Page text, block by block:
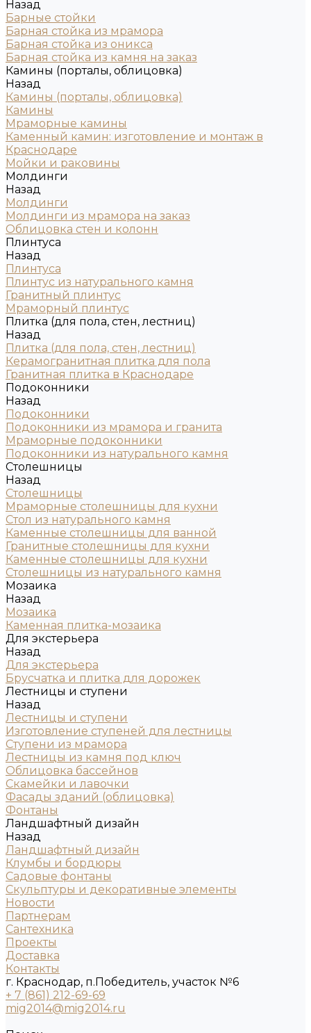
Назад
Барные стойки
Барная стойка из мрамора
Барная стойка из оникса
Барная стойка из камня на заказ
Камины (порталы, облицовка)
Назад
Камины (порталы, облицовка)
Камины
Мраморные камины
Каменный камин: изготовление и монтаж в
Краснодаре
Мойки и раковины
Молдинги
Назад
Молдинги
Молдинги из мрамора на заказ
Облицовка стен и колонн
Плинтуса
Назад
Плинтуса
Плинтус из натурального камня
Гранитный плинтус
Мраморный плинтус
Плитка (для пола, стен, лестниц)
Назад
Плитка (для пола, стен, лестниц)
Керамогранитная плитка для пола
Гранитная плитка в Краснодаре
Подоконники
Назад
Подоконники
Подоконники из мрамора и гранита
Мраморные подоконники
Подоконники из натурального камня
Столешницы
Назад
Столешницы
Мраморные столешницы для кухни
Стол из натурального камня
Каменные столешницы для ванной
Гранитные столешницы для кухни
Каменные столешницы для кухни
Столешницы из натурального камня
Мозаика
Назад
Мозаика
Каменная плитка-мозаика
Для экстерьера
Назад
Для экстерьера
Брусчатка и плитка для дорожек
Лестницы и ступени
Назад
Лестницы и ступени
Изготовление ступеней для лестницы
Ступени из мрамора
Лестницы из камня под ключ
Облицовка бассейнов
Скамейки и лавочки
Фасады зданий (облицовка)
Фонтаны
Ландшафтный дизайн
Назад
Ландшафтный дизайн
Клумбы и бордюры
Садовые фонтаны
Скульптуры и декоративные элементы
Новости
Партнерам
Сантехника
Проекты
Доставка
Контакты
г. Краснодар, п.Победитель, участок №6
+ 7 (861) 212-69-69
mig2014@mig2014.ru